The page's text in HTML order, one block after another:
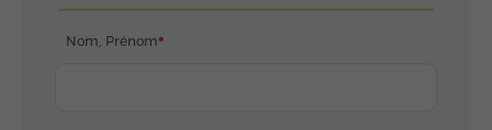
Nom, Prénom